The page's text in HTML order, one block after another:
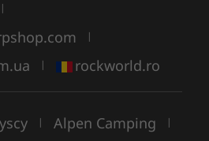
|
|
| rockworld.ro
| Alpen Camping |